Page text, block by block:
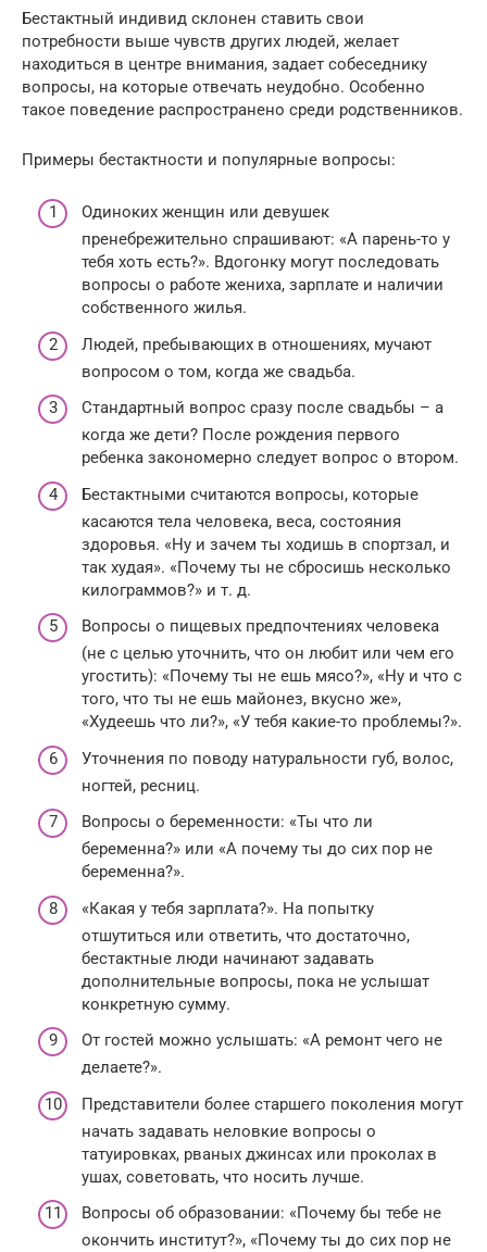
Бестактный индивид склонен ставить свои
потребности выше чувств других людей, желает
находиться в центре внимания, задает собеседнику
вопросы, на которые отвечать неудобно. Особенно
такое поведение распространено среди родственников.
Примеры бестактности и популярные вопросы:
Одиноких женщин или девушек
пренебрежительно спрашивают: «А парень-то у
тебя хоть есть?». Вдогонку могут последовать
вопросы о работе жениха, зарплате и наличии
собственного жилья.
Людей, пребывающих в отношениях, мучают
вопросом о том, когда же свадьба.
Стандартный вопрос сразу после свадьбы – а
когда же дети? После рождения первого
ребенка закономерно следует вопрос о втором.
Бестактными считаются вопросы, которые
касаются тела человека, веса, состояния
здоровья. «Ну и зачем ты ходишь в спортзал, и
так худая». «Почему ты не сбросишь несколько
килограммов?» и т. д.
Вопросы о пищевых предпочтениях человека
(не с целью уточнить, что он любит или чем его
угостить): «Почему ты не ешь мясо?», «Ну и что с
того, что ты не ешь майонез, вкусно же»,
«Худеешь что ли?», «У тебя какие-то проблемы?».
Уточнения по поводу натуральности губ, волос,
ногтей, ресниц.
Вопросы о беременности: «Ты что ли
беременна?» или «А почему ты до сих пор не
беременна?».
«Какая у тебя зарплата?». На попытку
отшутиться или ответить, что достаточно,
бестактные люди начинают задавать
дополнительные вопросы, пока не услышат
конкретную сумму.
От гостей можно услышать: «А ремонт чего не
делаете?».
Представители более старшего поколения могут
начать задавать неловкие вопросы о
татуировках, рваных джинсах или проколах в
ушах, советовать, что носить лучше.
Вопросы об образовании: «Почему бы тебе не
окончить институт?», «Почему ты до сих пор не